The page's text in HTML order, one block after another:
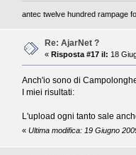
antec twelve hundred rampage
Re: AjarNet ?
«Risposta #17 il: 18
Anch'io sono di
I miei risultati:
L'upload ogni tanto sale
« Ultima modifica: 19 Giugno